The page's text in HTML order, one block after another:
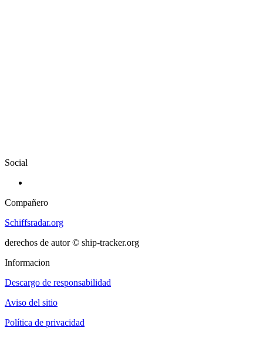
Social
Compañero
Schiffsradar.org
derechos de autor © ship-tracker.org
Informacion
Descargo de responsabilidad
Aviso del sitio
Política de privacidad